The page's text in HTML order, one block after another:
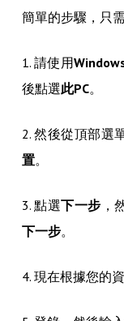
簡單的步驟，只
1. 請使用
後點選此PC。
2. 然後從頂部選
置。
3. 點選下一步 ，
下一步。
4. 現在根據您的